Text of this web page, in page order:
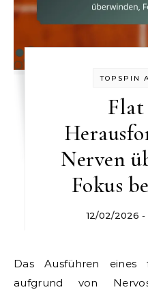
TOPSPIN
Flat
Nerven
Fokus
12/02/2026 -
Das Ausführen eines
aufgrund von